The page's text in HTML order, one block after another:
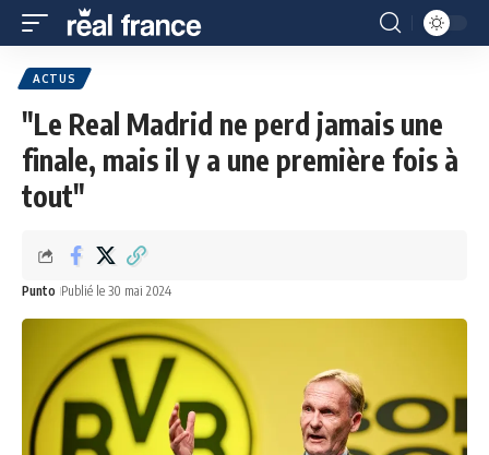
ACTUS
"Le Real Madrid ne perd jamais une
finale, mais il y a une première fois à
tout"
Punto Publié le 30 mai 2024